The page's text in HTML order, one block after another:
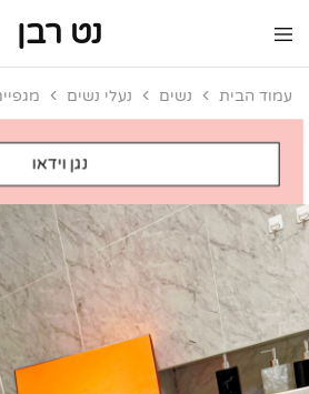
נט רבן
נט
מותגי
יוקרה
מותגי
עמוד הבית נשים נעלי נשים
נגן וידאו